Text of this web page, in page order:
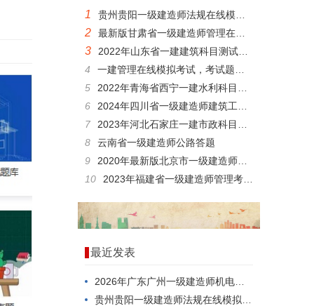
1 贵州贵阳一级建造师法规在线模拟考试模拟练习题
2 最新版甘肃省一级建造师管理在线考试真题重点题库
3
2022年山东省一建建筑科目测试模拟真题
4
一建管理在线模拟考试，考试题库答案推荐
5
2022年青海省西宁一建水利科目在线模拟考试真题
6
2024年四川省一级建造师建筑工程在线模拟考试预习题
7
2023年河北石家庄一建市政科目模拟试题
8
云南省一级建造师公路答题
9
2020年最新版北京市一级建造师矿业模拟真题下载
10
2023年福建省一级建造师管理考前押题
最近发表
2026年广东广州一级建造师机电，应该怎么考？
贵州贵阳一级建造师法规在线模拟考试模拟练习题